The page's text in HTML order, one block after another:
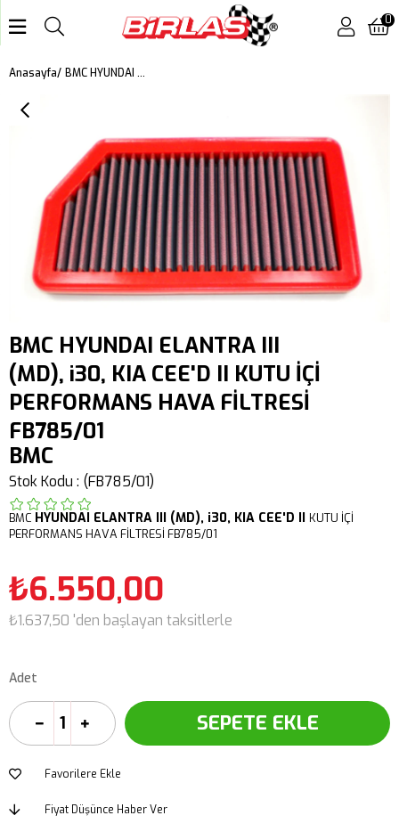
0
Anasayfa BMC HYUNDAI ELANTRA III (MD), i30, KIA CEE'D II KUTU İÇİ PERFORMANS HAVA FİLTRESİ FB785/01
BMC HYUNDAI ELANTRA III
(MD), i30, KIA CEE'D II KUTU İÇİ
PERFORMANS HAVA FİLTRESİ
FB785/01
BMC
Stok Kodu (FB785/01)
BMC HYUNDAI ELANTRA III (MD), i30, KIA CEE'D II KUTU İÇİ
PERFORMANS HAVA FİLTRESİ FB785/01
₺6.550,00
₺1.637,50 'den başlayan taksitlerle
Adet
Favorilere Ekle
Fiyat Düşünce Haber Ver